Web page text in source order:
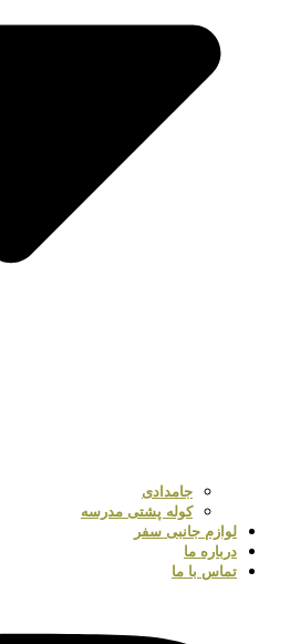
جامدادی
کوله پشتی مدرسه
لوازم جانبی سفر
درباره ما
تماس با ما